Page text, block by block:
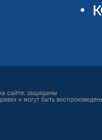
сайте, защищены
и могут быть